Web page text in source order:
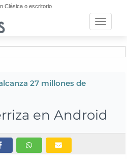
Clásica o escritorio
Toggle
27 millones de
en Android